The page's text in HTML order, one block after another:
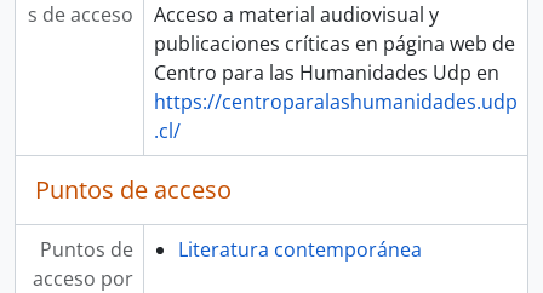
s de acceso
Acceso a material audiovisual y
publicaciones críticas en página web de
Centro para las Humanidades Udp en
https://centroparalashumanidades.udp
.cl/
Puntos de acceso
Puntos de
acceso por
Literatura contemporánea